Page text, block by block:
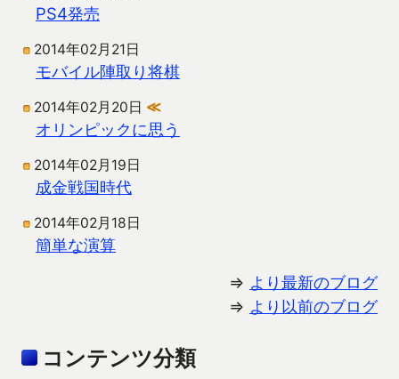
PS4発売
2014年02月21日
モバイル陣取り将棋
2014年02月20日 ≪
オリンピックに思う
2014年02月19日
成金戦国時代
2014年02月18日
簡単な演算
⇒ より最新のブログ
⇒ より以前のブログ
コンテンツ分類